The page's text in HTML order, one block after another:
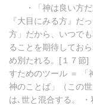
・「神は良い方だ
『大目にみる方』だ
方」だから、いつで
ることを期待してお
め別たれる。[１７
すためのツール ＝ 「
神のことば」（この
は､世と混合する。